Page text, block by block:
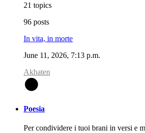
21 topics
96 posts
In vita, in morte
June 11, 2026, 7:13 p.m.
Akhaten
Poesia
Per condividere i tuoi brani in versi e